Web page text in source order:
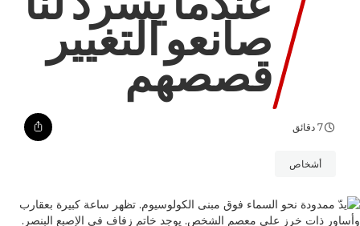
صانعو التغيير
قصصهم
7 دقائق
أشخاص